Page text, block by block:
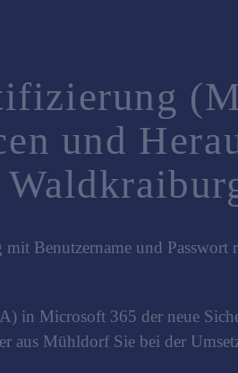
und
Benutzername und Passwort
Microsoft 365 der neue
aus Mühldorf Sie bei der